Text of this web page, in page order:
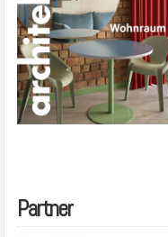
Partner